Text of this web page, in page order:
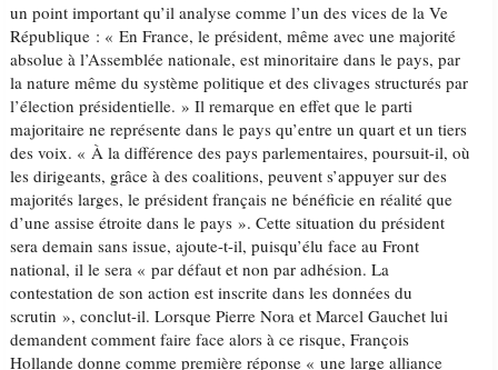
un point important qu’il analyse comme l’un des vices de la Ve
République : « En France, le président, même avec une majorité
absolue à l’Assemblée nationale, est minoritaire dans le pays, par
la nature même du système politique et des clivages structurés par
l’élection présidentielle. » Il remarque en effet que le parti
majoritaire ne représente dans le pays qu’entre un quart et un tiers
des voix. « À la différence des pays parlementaires, poursuit-il, où
les dirigeants, grâce à des coalitions, peuvent s’appuyer sur des
majorités larges, le président français ne bénéficie en réalité que
d’une assise étroite dans le pays ». Cette situation du président
sera demain sans issue, ajoute-t-il, puisqu’élu face au Front
national, il le sera « par défaut et non par adhésion. La
contestation de son action est inscrite dans les données du
scrutin », conclut-il. Lorsque Pierre Nora et Marcel Gauchet lui
demandent comment faire face alors à ce risque, François
Hollande donne comme première réponse « une large alliance